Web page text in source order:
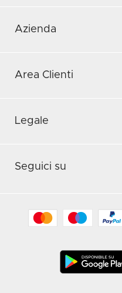
Azienda
Area Clienti
Legale
Seguici su